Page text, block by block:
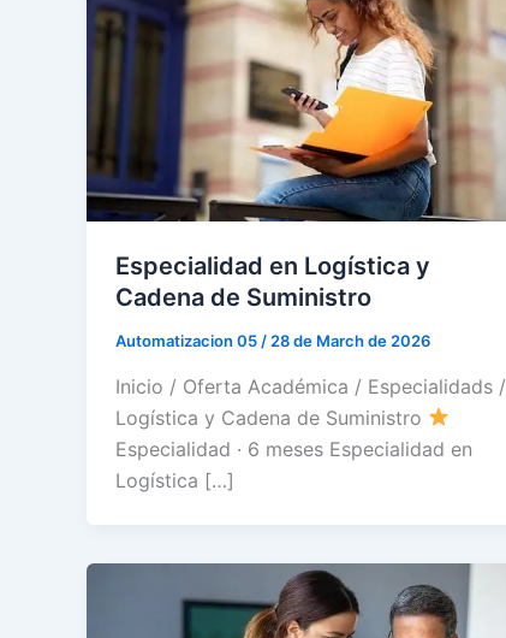
Especialidad en Logística y
Cadena de Suministro
Automatizacion 05/28 de March de 2026
Inicio / Oferta Académica / Especialidads /
Logística y Cadena de Suministro
Especialidad · 6 meses Especialidad en
Logística […]